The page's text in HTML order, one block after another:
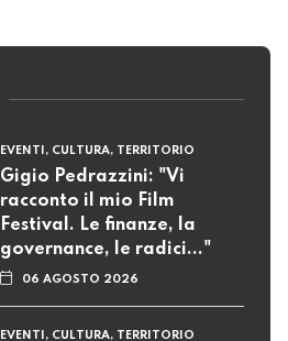
EVENTI, CULTURA, TERRITORIO
Gigio Pedrazzini: "Vi
racconto il mio Film
Festival. Le finanze, la
governance, le radici..."
06 AGOSTO 2026
EVENTI, CULTURA, TERRITORIO